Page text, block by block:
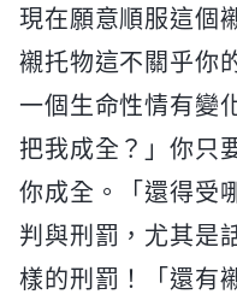
現在願意順服這個
襯托物這不關乎你
一個生命性情有變
把我成全？」你只
你成全。「還得受
判與刑罰，尤其是
樣的刑罰！「還有